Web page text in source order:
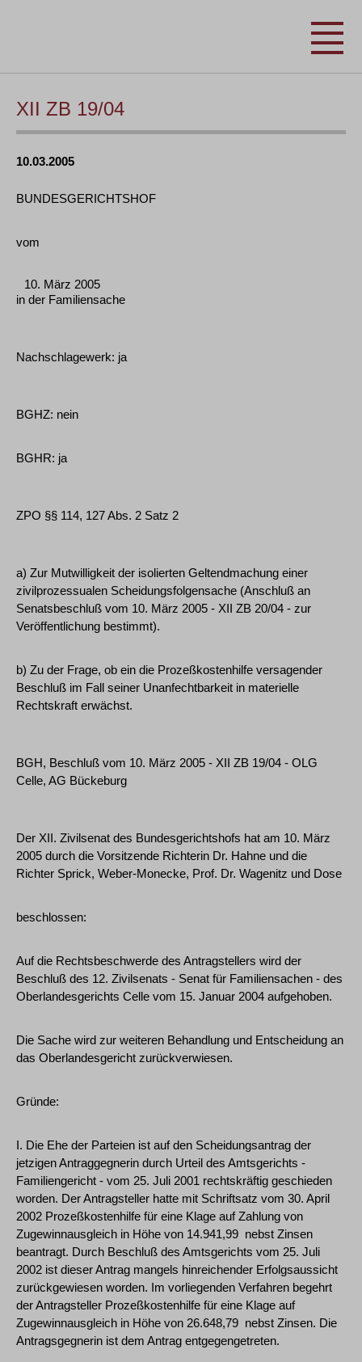
XII ZB 19/04
10.03.2005
BUNDESGERICHTSHOF
vom
10. März 2005
in der Familiensache
Nachschlagewerk: ja
BGHZ: nein
BGHR: ja
ZPO §§ 114, 127 Abs. 2 Satz 2
a) Zur Mutwilligkeit der isolierten Geltendmachung einer
zivilprozessualen Scheidungsfolgensache (Anschluß an
Senatsbeschluß vom 10. März 2005 - XII ZB 20/04 - zur
Veröffentlichung bestimmt).
b) Zu der Frage, ob ein die Prozeßkostenhilfe versagender
Beschluß im Fall seiner Unanfechtbarkeit in materielle
Rechtskraft erwächst.
BGH, Beschluß vom 10. März 2005 - XII ZB 19/04 - OLG
Celle, AG Bückeburg
Der XII. Zivilsenat des Bundesgerichtshofs hat am 10. März
2005 durch die Vorsitzende Richterin Dr. Hahne und die
Richter Sprick, Weber-Monecke, Prof. Dr. Wagenitz und Dose
beschlossen:
Auf die Rechtsbeschwerde des Antragstellers wird der
Beschluß des 12. Zivilsenats - Senat für Familiensachen - des
Oberlandesgerichts Celle vom 15. Januar 2004 aufgehoben.
Die Sache wird zur weiteren Behandlung und Entscheidung an
das Oberlandesgericht zurückverwiesen.
Gründe:
I. Die Ehe der Parteien ist auf den Scheidungsantrag der
jetzigen Antraggegnerin durch Urteil des Amtsgerichts -
Familiengericht - vom 25. Juli 2001 rechtskräftig geschieden
worden. Der Antragsteller hatte mit Schriftsatz vom 30. April
2002 Prozeßkostenhilfe für eine Klage auf Zahlung von
Zugewinnausgleich in Höhe von 14.941,99  nebst Zinsen
beantragt. Durch Beschluß des Amtsgerichts vom 25. Juli
2002 ist dieser Antrag mangels hinreichender Erfolgsaussicht
zurückgewiesen worden. Im vorliegenden Verfahren begehrt
der Antragsteller Prozeßkostenhilfe für eine Klage auf
Zugewinnausgleich in Höhe von 26.648,79  nebst Zinsen. Die
Antragsgegnerin ist dem Antrag entgegengetreten.